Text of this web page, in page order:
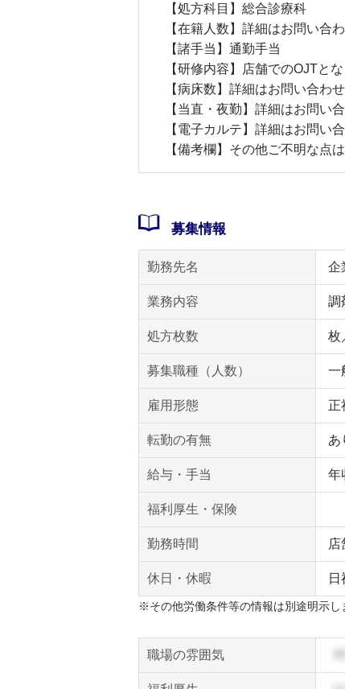
【処方科目】総合診療科
【在籍人数】詳細はお問い合
【諸手当】通勤手当
【研修内容】店舗でのOJTとな
【病床数】詳細はお問い合わ
【当直・夜勤】詳細はお問い
【電子カルテ】詳細はお問い
【備考欄】その他ご不明な点
募集情報
勤務先名 企
業務内容 調
処方枚数 枚
募集職種（人数） 一
雇用形態 正
転勤の有無 あ
給与・手当 年
福利厚生・保険
勤務時間 店
休日・休暇 日
※その他労働条件等の情報は別途明示し
職場の雰囲気